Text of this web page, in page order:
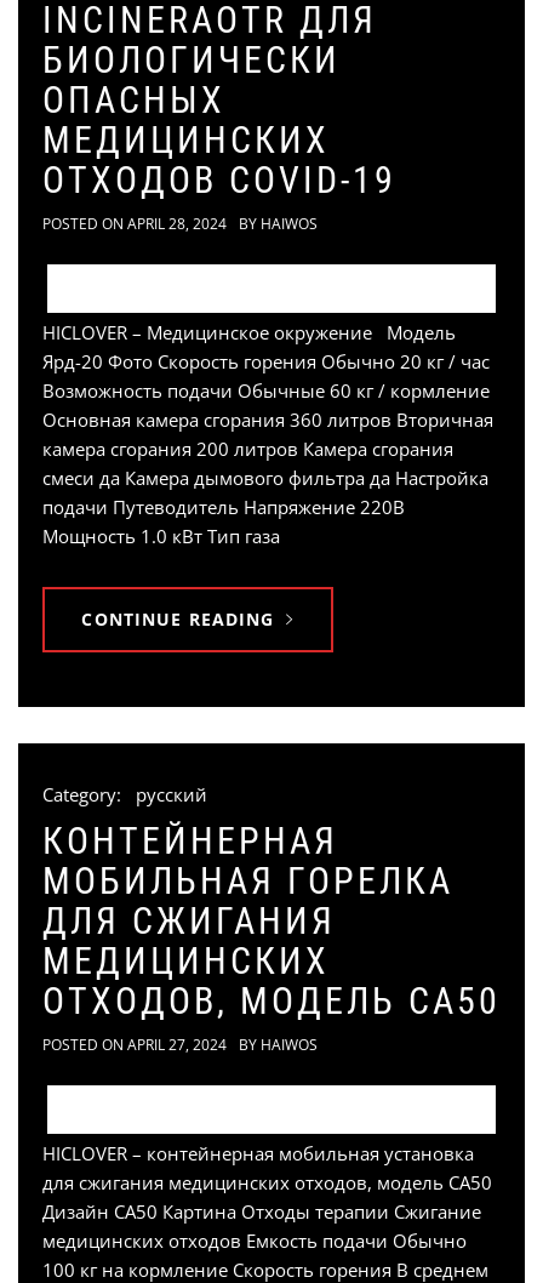
INCINERAOTR ДЛЯ
БИОЛОГИЧЕСКИ
ОПАСНЫХ
МЕДИЦИНСКИХ
ОТХОДОВ COVID-19
POSTED ON APRIL 28, 2024 BY HAIWOS
HICLOVER – Медицинское окружение Модель
Ярд-20 Фото Скорость горения Обычно 20 кг / час
Возможность подачи Обычные 60 кг / кормление
Основная камера сгорания 360 литров Вторичная
камера сгорания 200 литров Камера сгорания
смеси да Камера дымового фильтра да Настройка
подачи Путеводитель Напряжение 220В
Мощность 1.0 кВт Тип газа
CONTINUE READING
Category: русский
КОНТЕЙНЕРНАЯ
МОБИЛЬНАЯ ГОРЕЛКА
ДЛЯ СЖИГАНИЯ
МЕДИЦИНСКИХ
ОТХОДОВ, МОДЕЛЬ CA50
POSTED ON APRIL 27, 2024 BY HAIWOS
HICLOVER – контейнерная мобильная установка
для сжигания медицинских отходов, модель CA50
Дизайн CA50 Картина Отходы терапии Сжигание
медицинских отходов Емкость подачи Обычно
100 кг на кормление Скорость горения В среднем